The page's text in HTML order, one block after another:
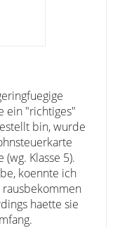
ein "richtiges"
bin, wurde
Klasse 5).
koennte ich
haette sie